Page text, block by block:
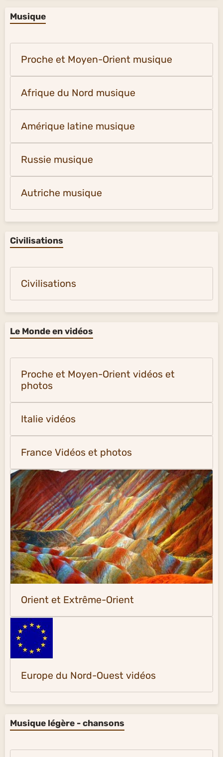
Musique
Proche et Moyen-Orient musique
Afrique du Nord musique
Amérique latine musique
Russie musique
Autriche musique
Civilisations
Civilisations
Le Monde en vidéos
Proche et Moyen-Orient vidéos et
photos
Italie vidéos
France Vidéos et photos
Orient et Extrême-Orient
Europe du Nord-Ouest vidéos
Musique légère - chansons